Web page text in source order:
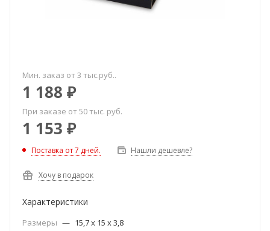
Мин. заказ от 3 тыс.руб..
1 188 ₽
При заказе от 50 тыс. руб.
1 153 ₽
Поставка от 7 дней. Нашли дешевле?
Хочу в подарок
Характеристики
Размеры — 15,7 х 15 х 3,8